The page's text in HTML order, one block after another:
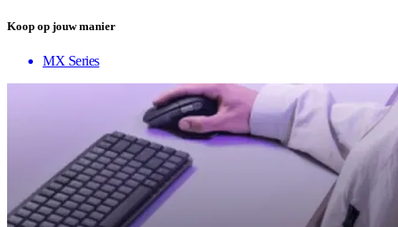
Koop op jouw manier
MX Series